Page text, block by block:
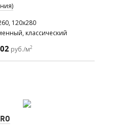
120x280
классический
руб./м2